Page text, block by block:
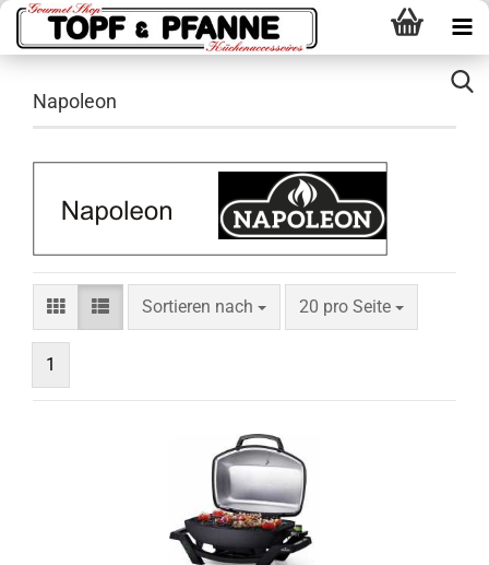
Napoleon
Sortieren nach
Sortieren nach 20 pro Seite
pro Seite
1